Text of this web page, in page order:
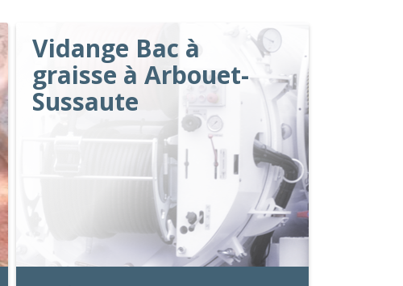
Vidange Bac à
graisse à Arbouet-
Sussaute